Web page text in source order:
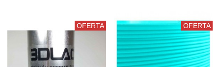
OFERTA OFERTA